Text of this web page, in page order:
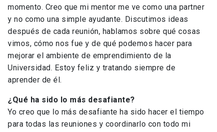
momento. Creo que mi mentor me ve como una partner
y no como una simple ayudante. Discutimos ideas
después de cada reunión, hablamos sobre qué cosas
vimos, cómo nos fue y de qué podemos hacer para
mejorar el ambiente de emprendimiento de la
Universidad. Estoy feliz y tratando siempre de
aprender de él.
¿Qué ha sido lo más desafiante?
Yo creo que lo más desafiante ha sido hacer el tiempo
para todas las reuniones y coordinarlo con todo mi